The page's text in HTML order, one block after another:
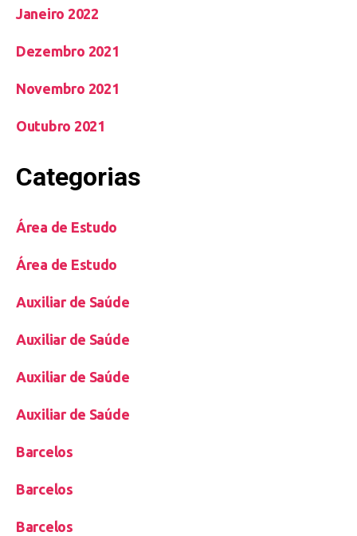
Janeiro 2022
Dezembro 2021
Novembro 2021
Outubro 2021
Categorias
Área de Estudo
Área de Estudo
Auxiliar de Saúde
Auxiliar de Saúde
Auxiliar de Saúde
Auxiliar de Saúde
Barcelos
Barcelos
Barcelos